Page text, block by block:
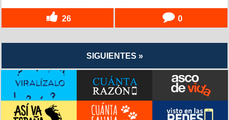
26 0
SIGUIENTES »